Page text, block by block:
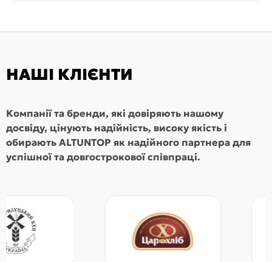
НАШІ КЛІЄНТИ
Компанії та бренди, які довіряють нашому
досвіду, цінують надійність, високу якість і
обирають ALTUNTOP як надійного партнера для
успішної та довгострокової співпраці.